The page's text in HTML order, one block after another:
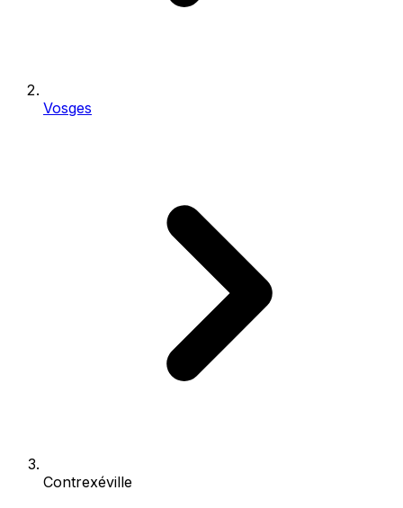
Vosges
Contrexéville